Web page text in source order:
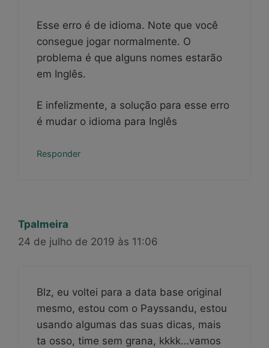
Esse erro é de idioma. Note que você
consegue jogar normalmente. O
problema é que alguns nomes estarão
em Inglês.
E infelizmente, a solução para esse erro
é mudar o idioma para Inglês
Responder
Tpalmeira
24 de julho de 2019 às 11:06
Blz, eu voltei para a data base original
mesmo, estou com o Payssandu, estou
usando algumas das suas dicas, mais
ta osso, time sem grana, kkkk…vamos